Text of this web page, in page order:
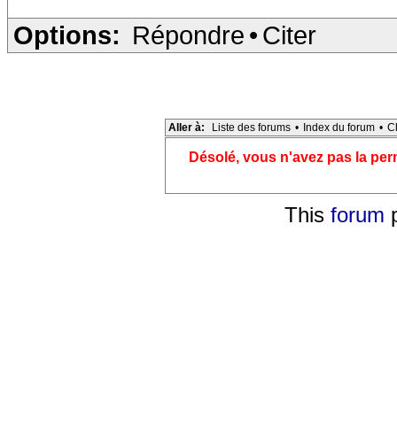
Options: Répondre • Citer
Aller à: Liste des forums • Index du forum •
Désolé, vous n'avez pas la
This forum